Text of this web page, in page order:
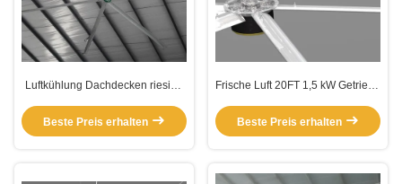
Luftkühlung Dachdecken riesige
Industrieventilatoren
Beste Preis erhalten
Frische Luft 20FT 1,5 kW Getriebe
niedrigen
Geschwindigkeitsventilatoren
Beste Preis erhalten